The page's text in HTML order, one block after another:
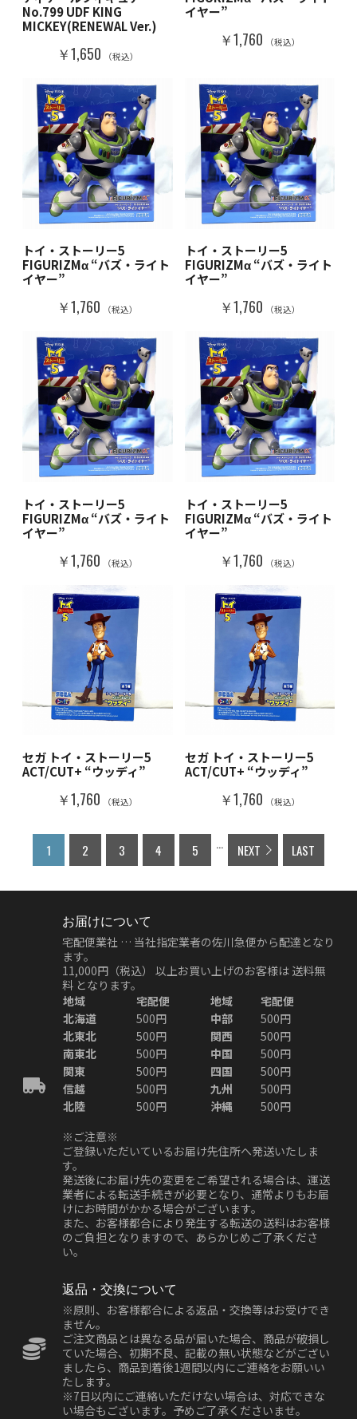
No.799 UDF KING
MICKEY(RENEWAL Ver.)
￥1,650 （税込）
イヤー”
￥1,760 （税込）
トイ・ストーリー5
FIGURIZMα “バズ・ライト
イヤー”
￥1,760 （税込）
トイ・ストーリー5
FIGURIZMα “バズ・ライト
イヤー”
￥1,760 （税込）
トイ・ストーリー5
FIGURIZMα “バズ・ライト
イヤー”
￥1,760 （税込）
トイ・ストーリー5
FIGURIZMα “バズ・ライト
イヤー”
￥1,760 （税込）
セガ トイ・ストーリー5
ACT/CUT+ “ウッディ”
￥1,760 （税込）
セガ トイ・ストーリー5
ACT/CUT+ “ウッディ”
￥1,760 （税込）
1 2 3 4 5 ... NEXT LAST
お届けについて
宅配便業社 … 当社指定業者の佐川急便から配達となり
ます。
11,000円（税込）
以上お買い上げのお客様は 送料無
料 となります。
地域
宅配便 地域
宅配便
北海道
500円 中部
500円
北東北
500円 関西
500円
南東北
500円 中国
500円
関東
500円 四国
500円
信越
500円 九州
500円
北陸
500円 沖縄
500円
※ご注意※
ご登録いただいているお届け先住所へ発送いたしま
す。
発送後にお届け先の変更をご希望される場合は、運送
業者による転送手続きが必要となり、通常よりもお届
けにお時間がかかる場合がございます。
また、お客様都合により発生する転送の送料はお客様
のご負担となりますので、あらかじめご了承くださ
い。
返品・交換について
※原則、お客様都合による返品・交換等はお受けでき
ません。
ご注文商品とは異なる品が届いた場合、商品が破損し
ていた場合、初期不良、記載の無い状態などがござい
ましたら、商品到着後1週間以内にご連絡をお願いい
たします。
※7日以内にご連絡いただけない場合は、対応できな
い場合もございます。予めご了承くださいませ。